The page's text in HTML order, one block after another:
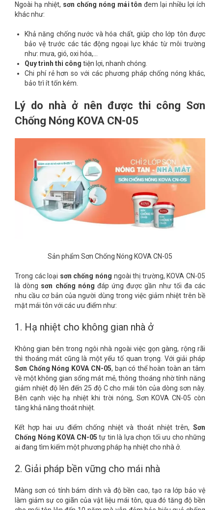
Ngoài hạ nhiệt, sơn chống nóng mái tôn đem lại nhiều lợi ích
khác như:
Khả năng chống nước và hóa chất, giúp cho lớp tôn được
bảo vệ trước các tác động ngoại lực khác từ môi trường
như: mưa, gió, oxi hóa,…
Quy trình thi công tiện lợi, nhanh chóng.
Chi phí rẻ hơn so với các phương pháp chống nóng khác,
bảo trì ít tốn kém.
Lý do nhà ở nên được thi công Sơn
Chống Nóng KOVA CN-05
Sản phẩm Sơn Chống Nóng KOVA CN-05
Trong các loại sơn chống nóng ngoài thị trường, KOVA CN-05
là dòng sơn chống nóng đáp ứng được gần như tối đa các
nhu cầu cơ bản của người dùng trong việc giảm nhiệt trên bề
mặt mái tôn với các ưu điểm như:
1. Hạ nhiệt cho không gian nhà ở
Không gian bên trong ngôi nhà ngoài việc gọn gàng, rộng rãi
thì thoáng mát cũng là một yếu tố quan trọng. Với giải pháp
Sơn Chống Nóng KOVA CN-05, bạn có thể hoàn toàn an tâm
về một không gian sống mát mẻ, thông thoáng nhờ tính năng
giảm nhiệt độ lên đến 25 độ C cho mái tôn của dòng sơn này.
Bên cạnh việc hạ nhiệt khi trời nóng, Sơn KOVA CN-05 còn
tăng khả năng thoát nhiệt.
Kết hợp hai ưu điểm chống nhiệt và thoát nhiệt trên, Sơn
Chống Nóng KOVA CN-05 tự tin là lựa chọn tối ưu cho những
ai đang tìm kiếm một phương pháp hạ nhiệt cho nhà ở.
2. Giải pháp bền vững cho mái nhà
Màng sơn có tính bám dính và độ bền cao, tạo ra lớp bảo vệ
làm giảm sự co giãn của vật liệu mái tôn, qua đó tăng độ bền